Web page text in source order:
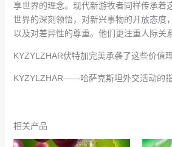
享世界的理念。现代新游牧者同样传承着
世界的深刻领悟，对新兴事物的开放态度
以及对差异性的尊重。他们更注重人际关
KYZYLZHAR伏特加完美承袭了这些价值
KYZYLZHAR——哈萨克斯坦外交活动的指
相关产品